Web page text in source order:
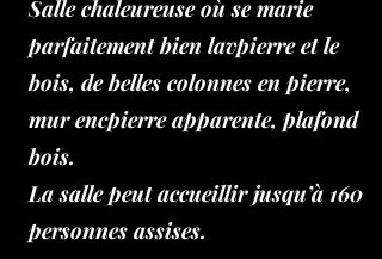
Salle chaleureuse où se marie
parfaitement bien lavpierre et le
bois, de belles colonnes en pierre,
mur encpierre apparente, plafond
bois.
La salle peut accueillir jusqu’à 160
personnes assises.